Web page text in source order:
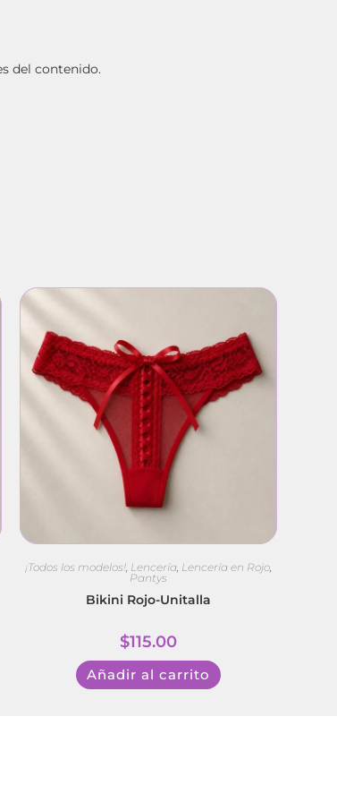
del contenido.
¡Todos los modelos!, Lencería, Lencería en Rojo,
Pantys
Bikini Rojo-Unitalla
$115.00
Añadir al carrito